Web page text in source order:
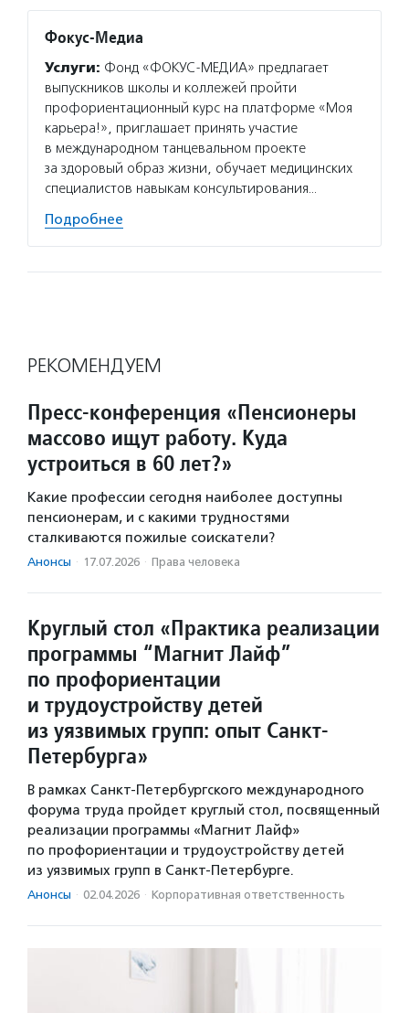
Фокус-Медиа
Услуги: Фонд «ФОКУС-МЕДИА» предлагает
выпускников школы и коллежей пройти
профориентационный курс на платформе «Моя
карьера!», приглашает принять участие
в международном танцевальном проекте
за здоровый образ жизни, обучает медицинских
специалистов навыкам консультирования…
Подробнее
РЕКОМЕНДУЕМ
Пресс-конференция «Пенсионеры
массово ищут работу. Куда
устроиться в 60 лет?»
Какие профессии сегодня наиболее доступны
пенсионерам, и с какими трудностями
сталкиваются пожилые соискатели?
Анонсы · 17.07.2026 · Права человека
Круглый стол «Практика реализации
программы “Магнит Лайф”
по профориентации
и трудоустройству детей
из уязвимых групп: опыт Санкт-
Петербурга»
В рамках Санкт-Петербургского международного
форума труда пройдет круглый стол, посвященный
реализации программы «Магнит Лайф»
по профориентации и трудоустройству детей
из уязвимых групп в Санкт-Петербурге.
Анонсы · 02.04.2026 · Корпоративная ответственность